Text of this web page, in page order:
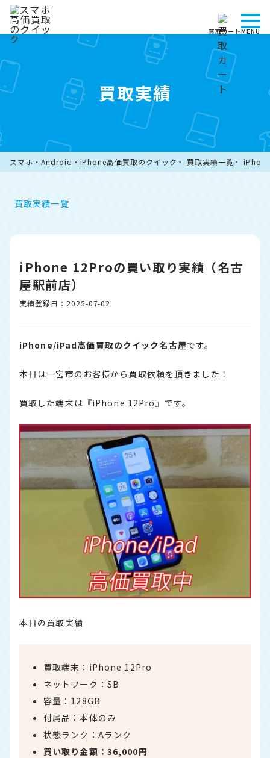
買取カートMENU
買取実績
スマホ・Android・iPhone高価買取のクイック 買取実績一覧
買取実績一覧
iPhone 12Proの買い取り実績（名古
屋駅前店）
実績登録日：2025-07-02
iPhone/iPad高価買取のクイック名古屋です。
本日は一宮市のお客様から買取依頼を頂きました！
買取した端末は『iPhone 12Pro』です。
本日の買取実績
買取端末：iPhone 12Pro
ネットワーク：SB
容量：128GB
付属品：本体のみ
状態ランク：Aランク
買い取り金額：36,000円